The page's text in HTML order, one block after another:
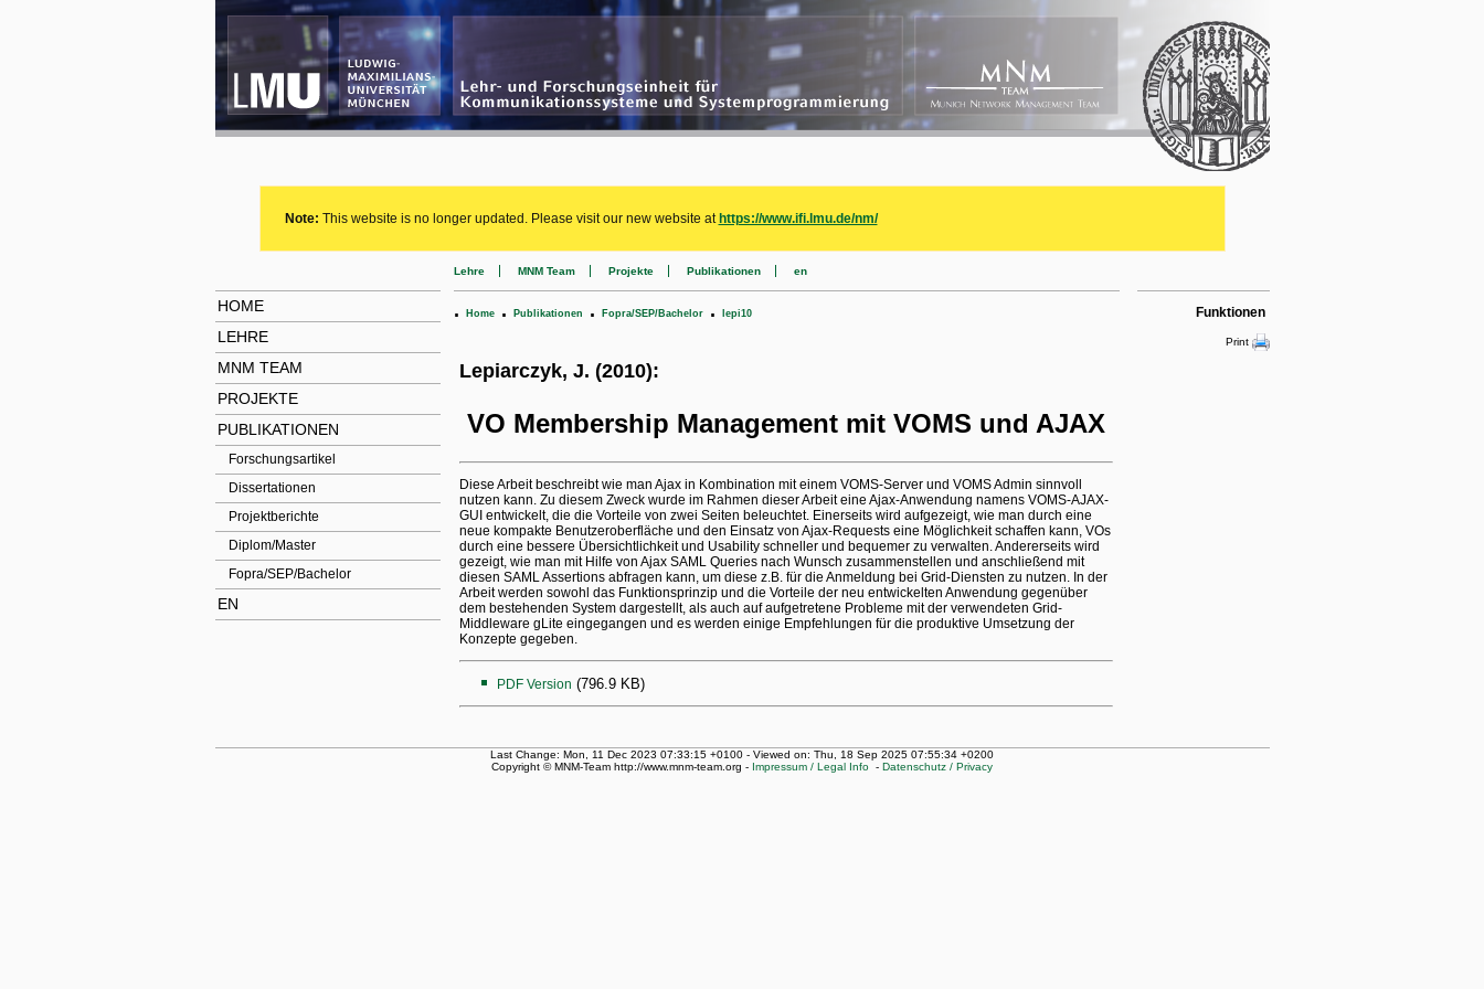
Note: This website is no longer updated. Please visit our new website at https://www.ifi.lmu.de/nm/
HOME
LEHRE
MNM TEAM
PROJEKTE
PUBLIKATIONEN
Forschungsartikel
Dissertationen
Projektberichte
Diplom/Master
Fopra/SEP/Bachelor
EN
Funktionen
Print
Lehre MNM Team Projekte Publikationen en
. Home . Publikationen . Fopra/SEP/Bachelor . lepi10
Lepiarczyk, J. (2010):
VO Membership Management mit VOMS und AJAX
Diese Arbeit beschreibt wie man Ajax in Kombination mit einem VOMS-Server und VOMS Admin sinnvoll
nutzen kann. Zu diesem Zweck wurde im Rahmen dieser Arbeit eine Ajax-Anwendung namens VOMS-AJAX-
GUI entwickelt, die die Vorteile von zwei Seiten beleuchtet. Einerseits wird aufgezeigt, wie man durch eine
neue kompakte Benutzeroberfläche und den Einsatz von Ajax-Requests eine Möglichkeit schaffen kann, VOs
durch eine bessere Übersichtlichkeit und Usability schneller und bequemer zu verwalten. Andererseits wird
gezeigt, wie man mit Hilfe von Ajax SAML Queries nach Wunsch zusammenstellen und anschließend mit
diesen SAML Assertions abfragen kann, um diese z.B. für die Anmeldung bei Grid-Diensten zu nutzen. In der
Arbeit werden sowohl das Funktionsprinzip und die Vorteile der neu entwickelten Anwendung gegenüber
dem bestehenden System dargestellt, als auch auf aufgetretene Probleme mit der verwendeten Grid-
Middleware gLite eingegangen und es werden einige Empfehlungen für die produktive Umsetzung der
Konzepte gegeben.
PDF Version (796.9 KB)
Last Change: Mon, 11 Dec 2023 07:33:15 +0100 - Viewed on: Thu, 18 Sep 2025 07:55:34 +0200
Copyright © MNM-Team http://www.mnm-team.org - Impressum / Legal Info - Datenschutz / Privacy